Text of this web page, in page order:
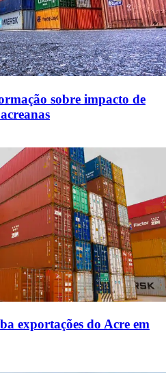
sobre impacto de
exportações do Acre em